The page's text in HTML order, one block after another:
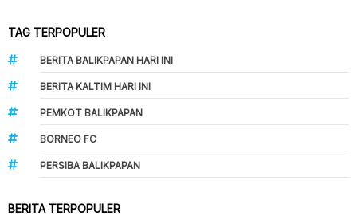
TAG TERPOPULER
BERITA BALIKPAPAN HARI INI
BERITA KALTIM HARI INI
PEMKOT BALIKPAPAN
BORNEO FC
PERSIBA BALIKPAPAN
BERITA TERPOPULER